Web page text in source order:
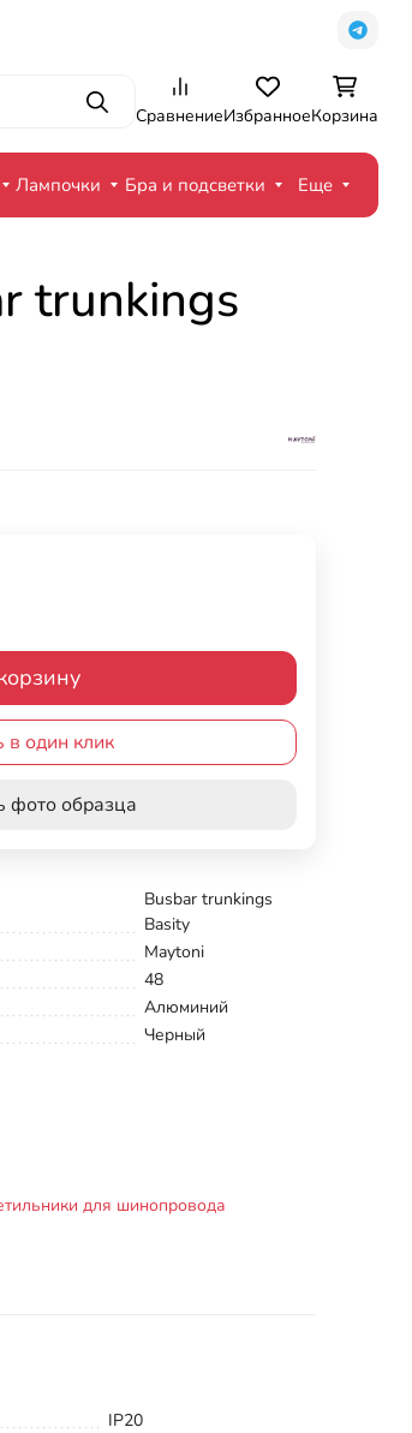
ПоискСравнениеИзбранноеКорзина
Лампочки Бра и подсветки Еще
trunkings
в один клик
фото образца
Busbar trunkings
Basity
Maytoni
48
Алюминий
Черный
для шинопровода
IP20